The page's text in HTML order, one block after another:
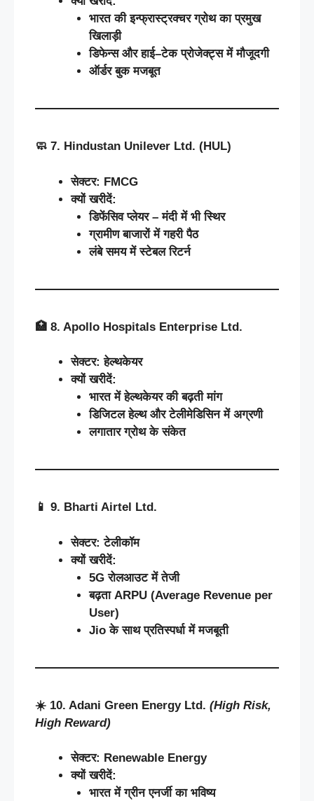
भारत की इन्फ्रास्ट्रक्चर ग्रोथ का प्रमुख
खिलाड़ी
डिफेन्स और हाई–टेक प्रोजेक्ट्स में मौजूदगी
ऑर्डर बुक मजबूत
🧼 7. Hindustan Unilever Ltd. (HUL)
सेक्टर: FMCG
क्यों खरीदें:
डिफेंसिव प्लेयर–मंदी में भी स्थिर
ग्रामीण बाजारों में गहरी पैठ
लंबे समय में स्टेबल रिटर्न
🏥 8. Apollo Hospitals Enterprise Ltd.
सेक्टर:हेल्थकेयर
क्यों खरीदें:
भारत में हेल्थकेयर की बढ़ती मांग
डिजिटल हेल्थ और टेलीमेडिसिन में अग्रणी
लगातार ग्रोथ के संकेत
📱 9. Bharti Airtel Ltd.
सेक्टर:टेलीकॉम
क्यों खरीदें:
5Gरोलआउट में तेजी
बढ़ताARPU (Average Revenue per
User)
Jioके साथ प्रतिस्पर्धा में मजबूती
☀️ 10. Adani Green Energy Ltd. (High Risk,
High Reward)
सेक्टर: Renewable Energy
क्यों खरीदें:
भारत में ग्रीन एनर्जी का भविष्य